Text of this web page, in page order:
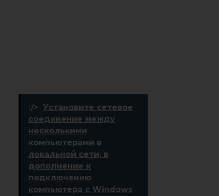
:/> Установите сетевое
соединение между
несколькими
компьютерами в
локальной сети, в
дополнение к
подключению
компьютера с Windows